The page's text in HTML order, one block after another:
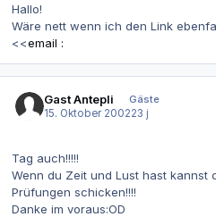
Hallo!
Wäre nett wenn ich den Link
<<email :
Gast Antepli
Gäste
15. Oktober 200223 j
Tag auch!!!!!
Wenn du Zeit und Lust hast kannst
Prüfungen schicken!!!!
Danke im voraus:OD